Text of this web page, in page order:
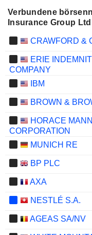
Verbundene
Insurance Group Ltd
CRAWFORD &
ERIE
COMPANY
IBM
BROWN &
HORACE
CORPORATION
MUNICH RE
BP PLC
AXA
NESTLÉ S.A.
AGEAS SA/NV